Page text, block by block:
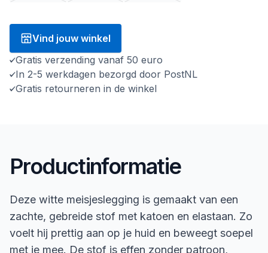
Vind jouw winkel
Gratis verzending vanaf 50 euro
In 2-5 werkdagen bezorgd door PostNL
Gratis retourneren in de winkel
Productinformatie
Deze witte meisjeslegging is gemaakt van een
zachte, gebreide stof met katoen en elastaan. Zo
voelt hij prettig aan op je huid en beweegt soepel
met je mee. De stof is effen zonder patroon,